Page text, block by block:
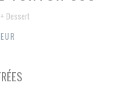
Dessert